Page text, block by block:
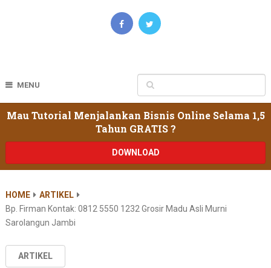
MENU
Mau Tutorial Menjalankan Bisnis Online Selama 1,5
Tahun GRATIS ?
DOWNLOAD
HOME
ARTIKEL
Bp. Firman Kontak: 0812 5550 1232 Grosir Madu Asli Murni
Sarolangun Jambi
ARTIKEL